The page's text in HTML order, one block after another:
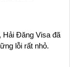
Hải Đăng Visa đã
lỗi rất nhỏ.